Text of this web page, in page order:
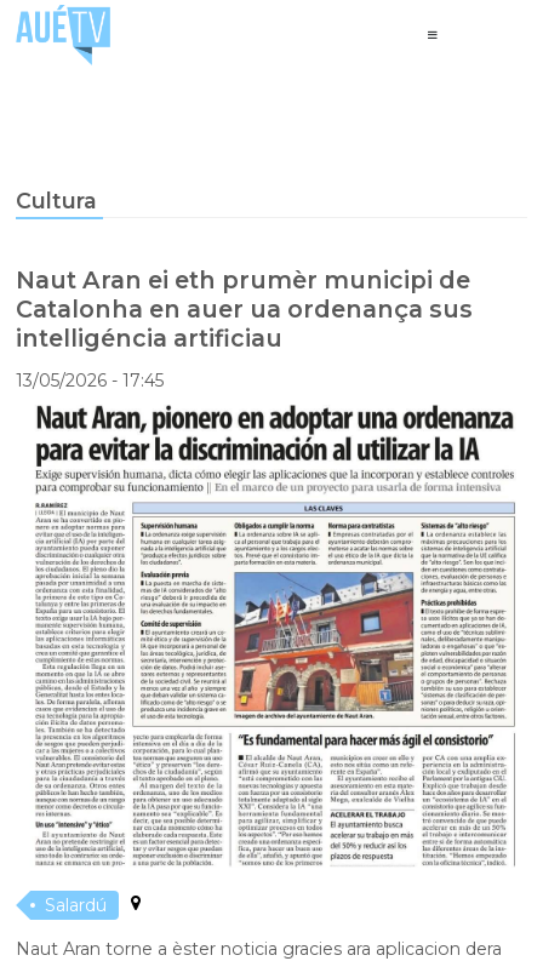
Cultura
Naut Aran ei eth prumèr municipi de
Catalonha en auer ua ordenança sus
intelligéncia artificiau
13/05/2026- 17:45
Salardú
Naut Aran torne a èster noticia gracies ara aplicacion dera